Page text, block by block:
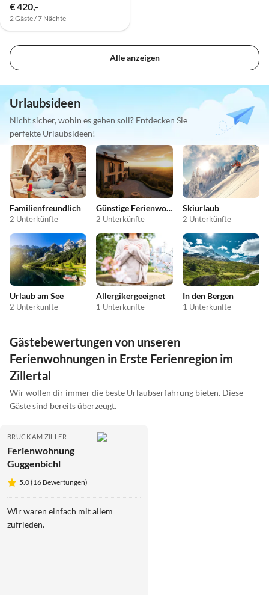
€ 420,-
2 Gäste / 7 Nächte
Alle anzeigen
Urlaubsideen
Nicht sicher, wohin es gehen soll? Entdecken Sie
perfekte Urlaubsideen!
Familienfreundlich
2 Unterkünfte
Günstige Ferienwohnungen
2 Unterkünfte
Skiurlaub
2 Unterkünfte
Urlaub am See
2 Unterkünfte
Allergikergeeignet
1 Unterkünfte
In den Bergen
1 Unterkünfte
Gästebewertungen von unseren
Ferienwohnungen in Erste Ferienregion im
Zillertal
Wir wollen dir immer die beste Urlaubserfahrung bieten. Diese
Gäste sind bereits überzeugt.
BRUCK AM ZILLER
Ferienwohnung
Guggenbichl
5.0 (16 Bewertungen)
Wir waren einfach mit allem
zufrieden.